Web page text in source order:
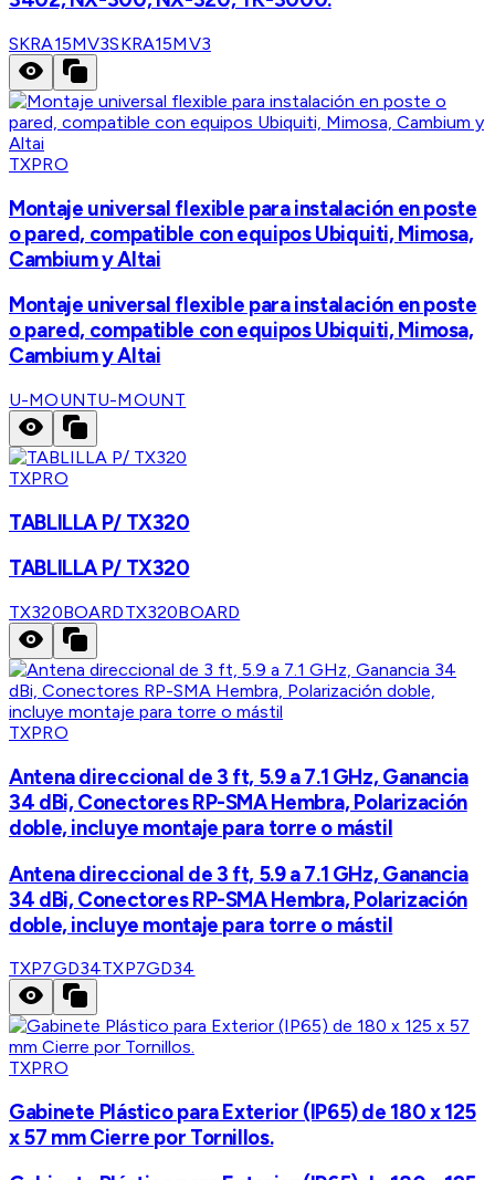
SKRA15MV3SKRA15MV3
TXPRO
Montaje universal flexible para instalación en poste
o pared, compatible con equipos Ubiquiti, Mimosa,
Cambium y Altai
Montaje universal flexible para instalación en poste
o pared, compatible con equipos Ubiquiti, Mimosa,
Cambium y Altai
U-MOUNTU-MOUNT
TXPRO
TABLILLA P/ TX320
TABLILLA P/ TX320
TX320BOARDTX320BOARD
TXPRO
Antena direccional de 3 ft, 5.9 a 7.1 GHz, Ganancia
34 dBi, Conectores RP-SMA Hembra, Polarización
doble, incluye montaje para torre o mástil
Antena direccional de 3 ft, 5.9 a 7.1 GHz, Ganancia
34 dBi, Conectores RP-SMA Hembra, Polarización
doble, incluye montaje para torre o mástil
TXP7GD34TXP7GD34
TXPRO
Gabinete Plástico para Exterior (IP65) de 180 x 125
x 57 mm Cierre por Tornillos.